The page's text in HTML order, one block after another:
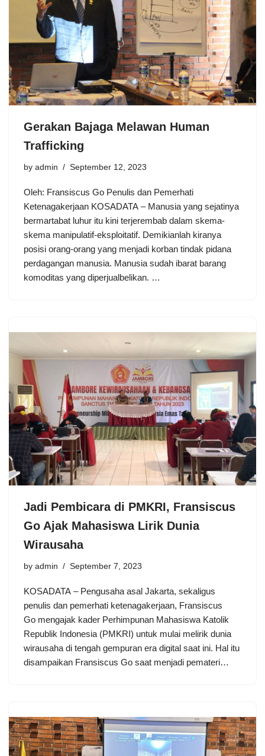
Gerakan Bajaga Melawan Human
Trafficking
by admin September 12, 2023
Oleh: Fransiscus Go Penulis dan Pemerhati
Ketenagakerjaan KOSADATA – Manusia yang sejatinya
bermartabat luhur itu kini terjerembab dalam skema-
skema manipulatif-eksploitatif. Demikianlah kiranya
posisi orang-orang yang menjadi korban tindak pidana
perdagangan manusia. Manusia sudah ibarat barang
komoditas yang diperjualbelikan. …
Jadi Pembicara di PMKRI, Fransiscus
Go Ajak Mahasiswa Lirik Dunia
Wirausaha
by admin September 7, 2023
KOSADATA – Pengusaha asal Jakarta, sekaligus
penulis dan pemerhati ketenagakerjaan, Fransiscus
Go mengajak kader Perhimpunan Mahasiswa Katolik
Republik Indonesia (PMKRI) untuk mulai melirik dunia
wirausaha di tengah gempuran era digital saat ini. Hal itu
disampaikan Fransiscus Go saat menjadi pemateri…